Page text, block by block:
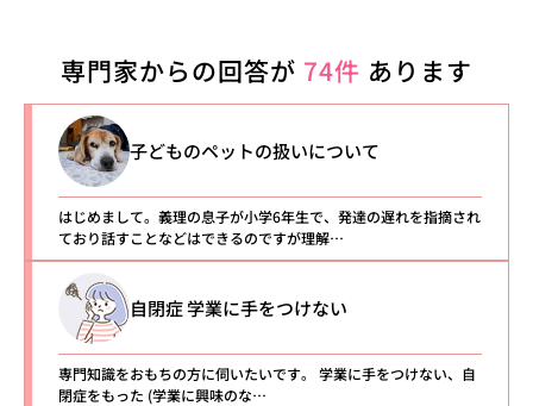
専門家からの回答が 74件 あります
子どものペットの扱いについて
はじめまして。義理の息子が小学6年生で、発達の遅れを指摘され
ており話すことなどはできるのですが理解…
自閉症 学業に手をつけない
専門知識をおもちの方に伺いたいです。 学業に手をつけない、自
閉症をもった (学業に興味のな…